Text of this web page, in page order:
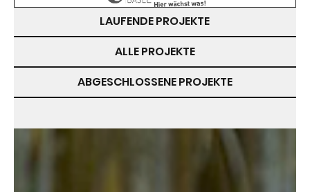
LAUFENDE PROJEKTE
ALLE PROJEKTE
ABGESCHLOSSENE PROJEKTE